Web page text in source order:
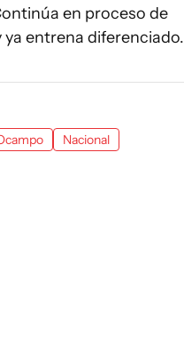
en proceso de
entrena diferenciado.
Nacional